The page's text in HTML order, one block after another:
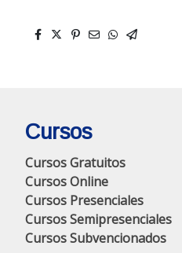
Cursos
Cursos Gratuitos
Cursos Online
Cursos Presenciales
Cursos Semipresenciales
Cursos Subvencionados